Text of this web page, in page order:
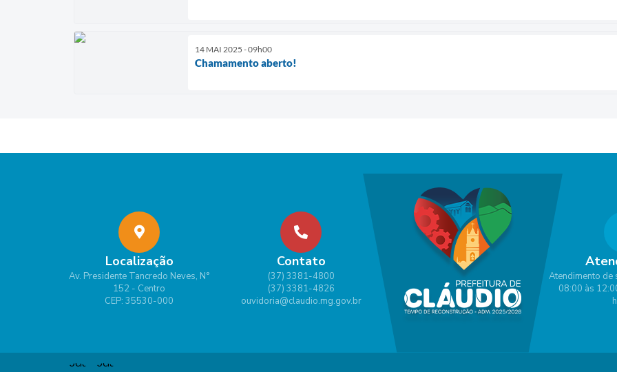
14 MAI 2025 - 09h00
Chamamento aberto!
Localização
Av. Presidente Tancredo Neves, N°
152 - Centro
CEP: 35530-000
Contato
(37) 3381-4800
(37) 3381-4826
ouvidoria@claudio.mg.gov.br
Atendimento de
08:00 às